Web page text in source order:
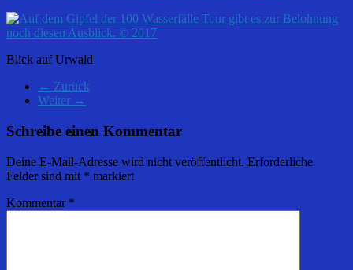
Blick auf Urwald
← Zurück
Weiter →
Schreibe einen Kommentar
Deine E-Mail-Adresse wird nicht veröffentlicht. Erforderliche
Felder sind mit * markiert
Kommentar *